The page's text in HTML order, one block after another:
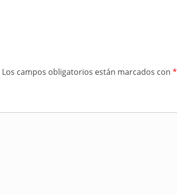
Los campos obligatorios están marcados con *